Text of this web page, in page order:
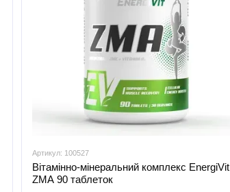
Артикул: 100527
Вітамінно-мінеральний комплекс EnergiVit
ZMA 90 таблеток